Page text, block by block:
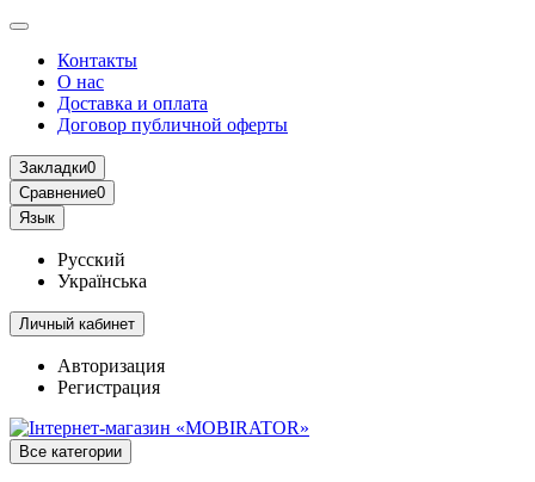
Контакты
О нас
Доставка и оплата
Договор публичной оферты
Закладки0
Сравнение0
Язык
Русский
Українська
Личный кабинет
Авторизация
Регистрация
Все категории